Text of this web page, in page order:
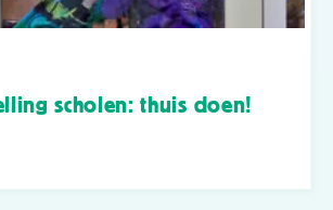
scholen: thuis doen!